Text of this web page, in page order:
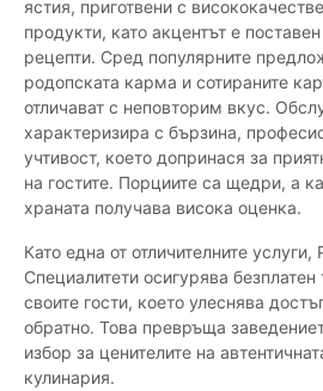
ястия, приготвени с
продукти, като акцентът е
рецепти. Сред популярните
родопската карма и сотираните
отличават с неповторим вкус.
характеризира с бързина,
учтивост, което допринася за
на гостите. Порциите са щедри, а
храната получава висока оценка.
Като една от отличителните услуги,
Специалитети осигурява безплатен
своите гости, което улеснява
обратно. Това превръща
избор за ценителите на
кулинария.